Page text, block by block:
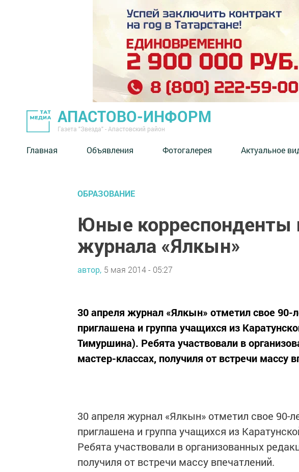
АПАСТОВО-ИНФОРМ
Газета "Звезда" - Апастовский район
Главная Объявления Фотогалерея Актуальное
ОБРАЗОВАНИЕ
Юные корреспонденты
журнала «Ялкын»
автор, 5 мая 2014 - 05:27
30 апреля журнал «Ялкын» отметил свое 90-
приглашена и группа учащихся из
Тимуршина). Ребята участвовали в
мастер-классах, получиля от встречи массу
30 апреля журнал «Ялкын» отметил свое 90-
приглашена и группа учащихся из
Ребята участвовали в организованных
получиля от встречи массу впечатлений.